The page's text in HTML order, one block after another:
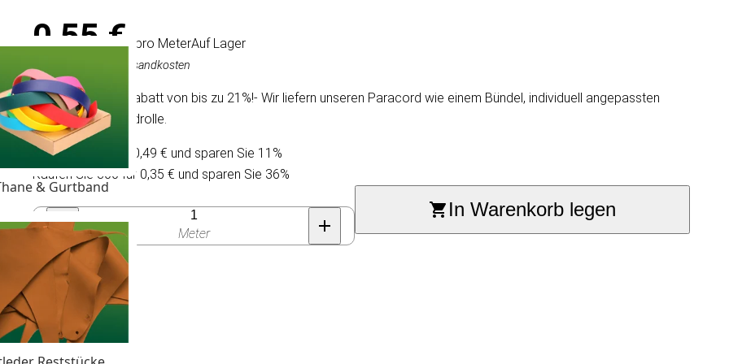
& Gurtband
0,55 €/ pro MeterAuf Lager
Inkl. MwSt., exkl. Versandkosten
Wir bieten einen Rabatt von bis zu 21%!- Wir liefern unseren Paracord wie einem Bündel, individuell angepassten
Rolle und Standardrolle.
Kaufen Sie 30 für 0,49 € und sparen Sie 11%
Kaufen Sie 300 für 0,35 € und sparen Sie 36%
Anzahl
Meter
In Warenkorb legen